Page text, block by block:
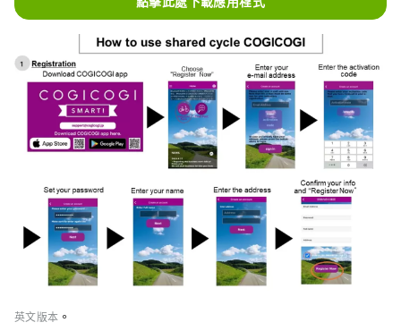
英文版本 。